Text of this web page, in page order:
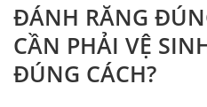
ĐÁNH RĂNG
CẦN PHẢI VỆ
ĐÚNG CÁCH?